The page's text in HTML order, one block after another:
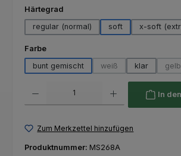
Härtegrad
regular (normal)
soft x-soft
Farbeauswählen
bunt gemischt
weiß
(Diese Option ist
klar gelb
In
Zum Merkzettel hinzufügen
Produktnummer: MS268A